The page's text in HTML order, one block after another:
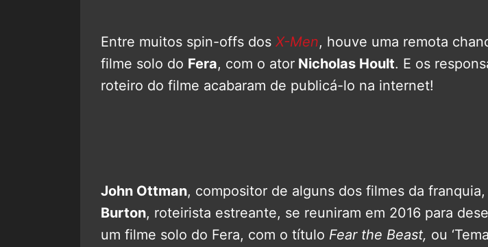
Entre muitos spin-offs dos X-Men, houve uma remota
filme solo do Fera, com o ator Nicholas Hoult. E os
roteiro do filme acabaram de publicá-lo na internet!
John Ottman, compositor de alguns dos filmes da franquia,
Burton, roteirista estreante, se reuniram em 2016 para
um filme solo do Fera, com o título Fear the Beast, ou